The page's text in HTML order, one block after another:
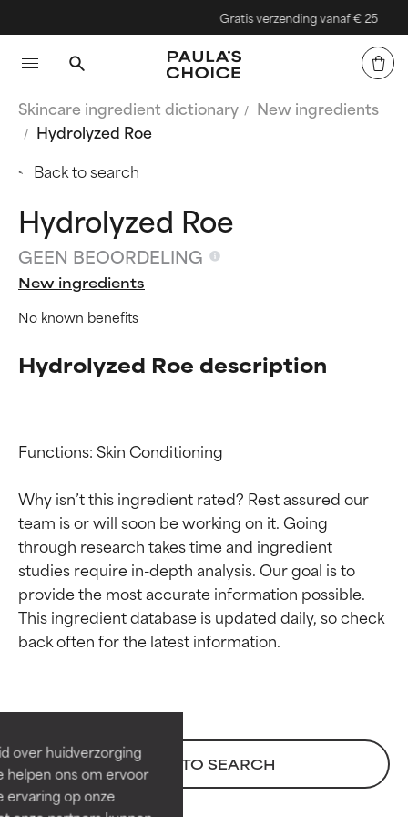
over huidverzorging
helpen ons om ervoor
ervaring op onze
Gratis verzending vanaf € 25
Skincare ingredient dictionary
New ingredients
Hydrolyzed Roe
Back to search
Hydrolyzed Roe
GEEN BEOORDELING
New ingredients
No known benefits
Hydrolyzed Roe description
Functions: Skin Conditioning
Why isn’t this ingredient rated? Rest assured our
team is or will soon be working on it. Going
through research takes time and ingredient
studies require in-depth analysis. Our goal is to
provide the most accurate information possible.
This ingredient database is updated daily, so check
BACK TO SEARCH
Beoordelingen van
Bewezen en ondersteund door
onafhankelijk onderzoek.
Uitstekend actief ingrediënt
voor de meeste huidtypen of
Beoordelingen van
Bewezen en ondersteund door
onafhankelijk onderzoek.
Uitstekend actief ingrediënt
voor de meeste huidtypen of